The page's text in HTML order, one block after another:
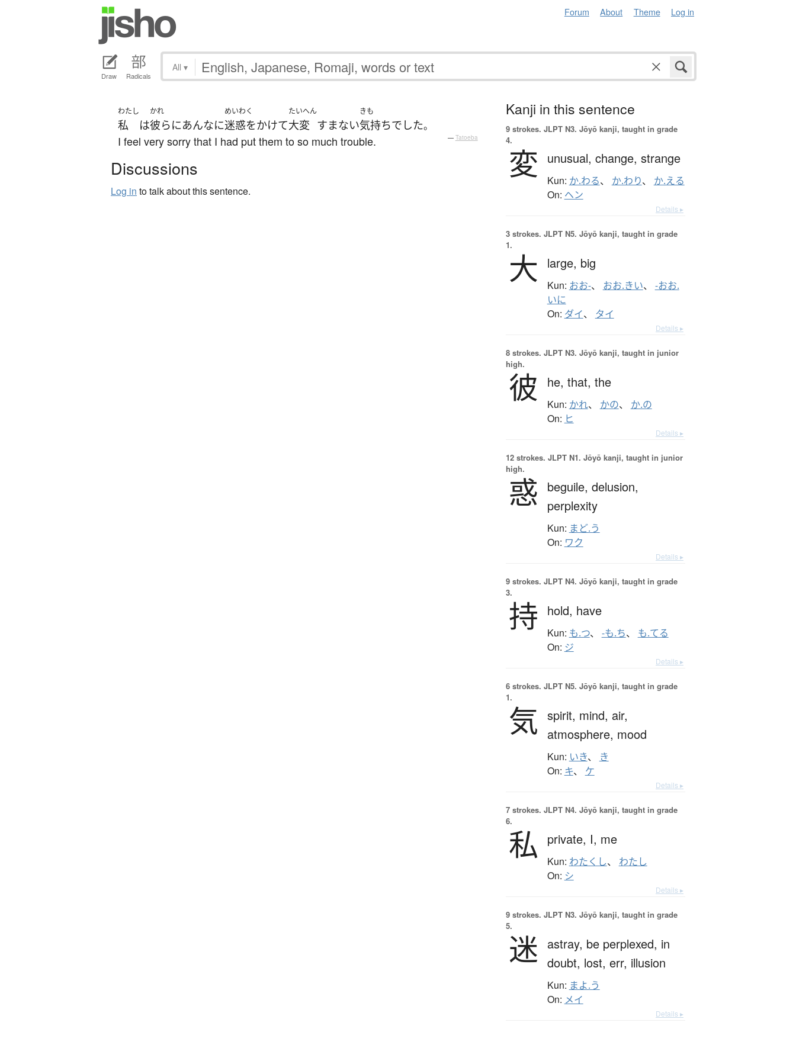
Forum About Theme Log in
Draw Radicals
All ▾
わたし
私 は
かれ
彼らにあんなに
めいわく
迷惑をかけて
たいへん
大変 すまない
きも
気持ちでした。
I feel very sorry that I had put them to so much trouble. — Tatoeba
Discussions
Log in to talk about this sentence.
Kanji in this sentence
9 strokes. JLPT N3. Jōyō kanji, taught in grade
4.
変 unusual, change, strange
Kun: か.わる、 か.わり、 か.える
On: ヘン
Details ▸
3 strokes. JLPT N5. Jōyō kanji, taught in grade
1.
大 large, big
Kun: おお-、 おお.きい、 -おお.
いに
On: ダイ、 タイ
Details ▸
8 strokes. JLPT N3. Jōyō kanji, taught in junior
high.
彼 he, that, the
Kun: かれ、 かの、 か.の
On: ヒ
Details ▸
12 strokes. JLPT N1. Jōyō kanji, taught in junior
high.
惑 beguile, delusion,
perplexity
Kun: まど.う
On: ワク
Details ▸
9 strokes. JLPT N4. Jōyō kanji, taught in grade
3.
持 hold, have
Kun: も.つ、 -も.ち、 も.てる
On: ジ
Details ▸
6 strokes. JLPT N5. Jōyō kanji, taught in grade
1.
気 spirit, mind, air,
atmosphere, mood
Kun: いき、 き
On: キ、 ケ
Details ▸
7 strokes. JLPT N4. Jōyō kanji, taught in grade
6.
私 private, I, me
Kun: わたくし、 わたし
On: シ
Details ▸
9 strokes. JLPT N3. Jōyō kanji, taught in grade
5.
迷 astray, be perplexed, in
doubt, lost, err, illusion
Kun: まよ.う
On: メイ
Details ▸